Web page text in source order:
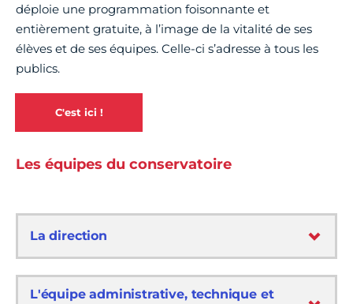
déploie une programmation foisonnante et
entièrement gratuite, à l’image de la vitalité de ses
élèves et de ses équipes. Celle-ci s’adresse à tous les
publics.
C'est ici !
Les équipes du conservatoire
La direction
L'équipe administrative, technique et